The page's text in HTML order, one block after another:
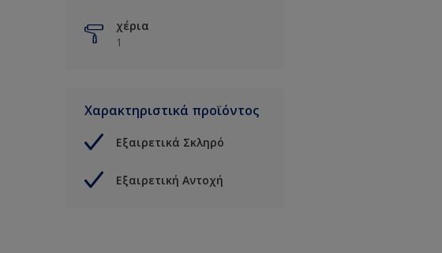
χέρια
1
Χαρακτηριστικά προϊόντος
Εξαιρετικά Σκληρό
Εξαιρετική Αντοχή